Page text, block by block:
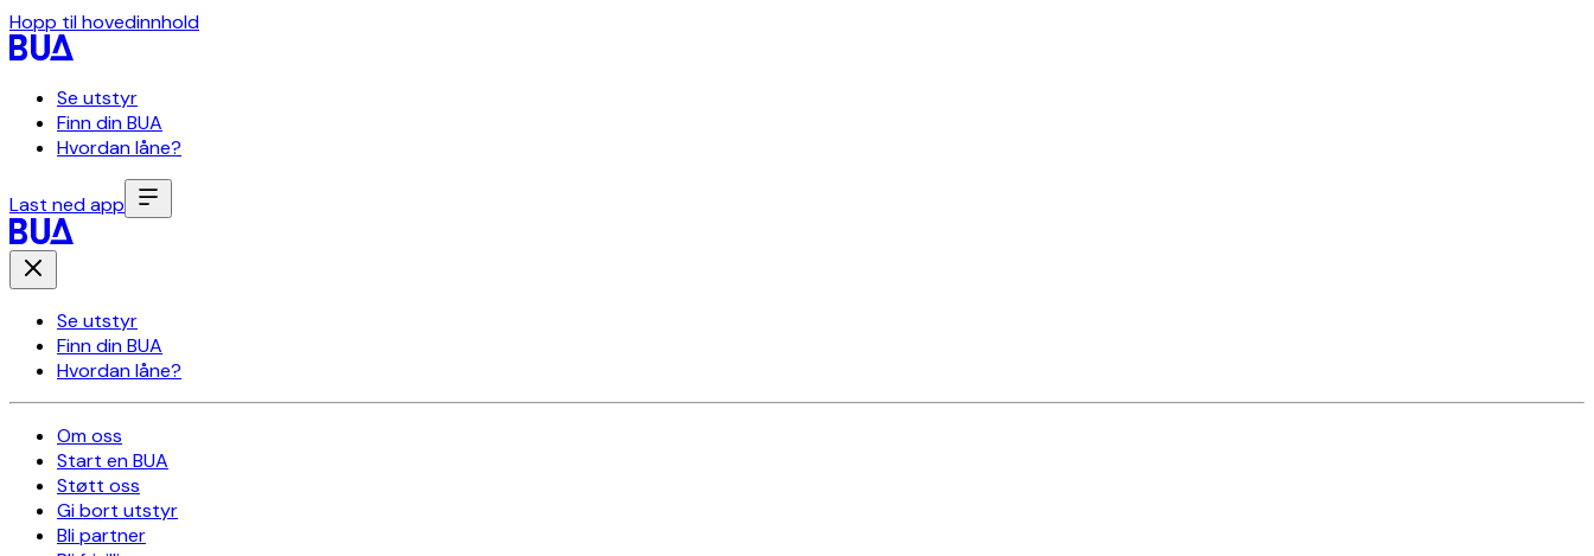
Hopp til hovedinnhold
Se utstyr
Finn din BUA
Hvordan låne?
Last ned app
Se utstyr
Finn din BUA
Hvordan låne?
Om oss
Start en BUA
Støtt oss
Gi bort utstyr
Bli partner